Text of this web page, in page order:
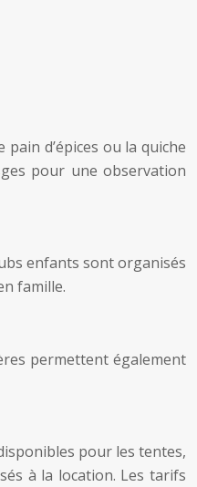
d’épices ou la quiche
pour une observation
enfants sont organisés
famille.
permettent également
pour les tentes,
à la location. Les tarifs